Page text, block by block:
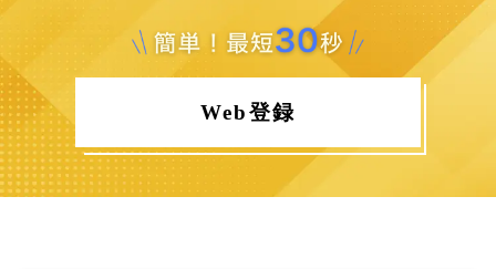
Web登録